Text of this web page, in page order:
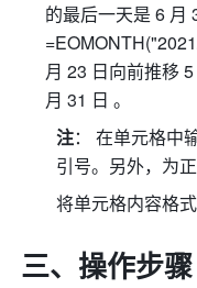
的最后一天是 6 月
月 23 日向前推移
月 31 日 。
注： 在单元格中
引号。另外，为
将单元格内容格
三、操作步骤